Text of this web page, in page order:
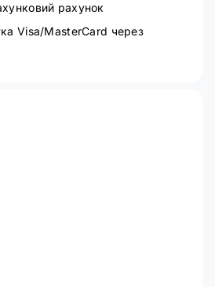
рахунок
Visa/MasterCard через
зі способами оплати можна